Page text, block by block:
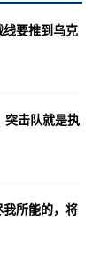
要推到乌克
突击队就是执
所能的，将